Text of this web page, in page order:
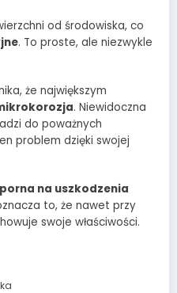
od środowiska, co
. To proste, ale niezwykle
że największym
. Niewidoczna
do poważnych
problem dzięki swojej
na uszkodzenia
to, że nawet przy
swoje właściwości.